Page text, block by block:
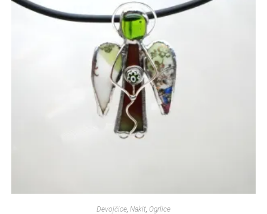
Devojčice, Nakit, Ogrlice